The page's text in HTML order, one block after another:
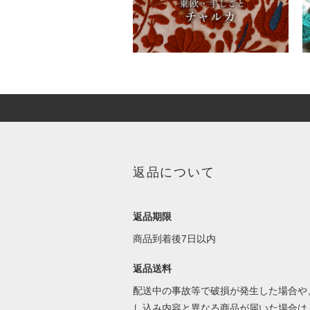
返品について
返品期限
商品到着後7日以内
返品送料
配送中の事故等で破損が発生した場合や